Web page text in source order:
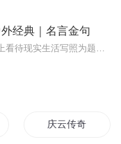
经典｜名言金句
庆云传奇